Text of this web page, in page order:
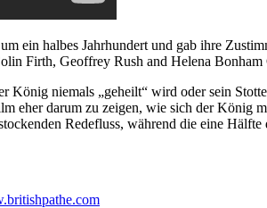
ein halbes Jahrhundert und gab ihre
Firth, Geoffrey Rush and Helena Bonham
König niemals „geheilt“ wird oder sein
eher darum zu zeigen, wie sich der
Redefluss, während die eine